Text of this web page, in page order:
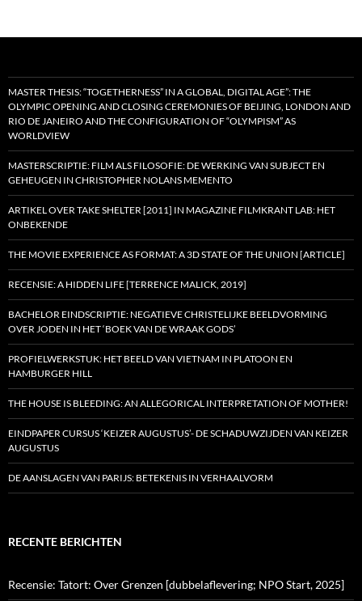
MASTER THESIS: “TOGETHERNESS” IN A GLOBAL, DIGITAL AGE”: THE
OLYMPIC OPENING AND CLOSING CEREMONIES OF BEIJING, LONDON AND
RIO DE JANEIRO AND THE CONFIGURATION OF “OLYMPISM” AS
WORLDVIEW
MASTERSCRIPTIE: FILM ALS FILOSOFIE: DE WERKING VAN SUBJECT EN
GEHEUGEN IN CHRISTOPHER NOLANS MEMENTO
ARTIKEL OVER TAKE SHELTER [2011] IN MAGAZINE FILMKRANT LAB: HET
ONBEKENDE
THE MOVIE EXPERIENCE AS FORMAT: A 3D STATE OF THE UNION [ARTICLE]
RECENSIE: A HIDDEN LIFE [TERRENCE MALICK, 2019]
BACHELOR EINDSCRIPTIE: NEGATIEVE CHRISTELIJKE BEELDVORMING
OVER JODEN IN HET ‘BOEK VAN DE WRAAK GODS’
PROFIELWERKSTUK: HET BEELD VAN VIETNAM IN PLATOON EN
HAMBURGER HILL
THE HOUSE IS BLEEDING: AN ALLEGORICAL INTERPRETATION OF MOTHER!
EINDPAPER CURSUS ‘KEIZER AUGUSTUS’- DE SCHADUWZIJDEN VAN KEIZER
AUGUSTUS
DE AANSLAGEN VAN PARIJS: BETEKENIS IN VERHAALVORM
RECENTE BERICHTEN
Recensie: Tatort: Over Grenzen [dubbelaflevering; NPO Start, 2025]